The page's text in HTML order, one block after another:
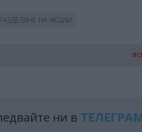
РАЗДЕЛЯНЕ НА АКЦИИ
ни в